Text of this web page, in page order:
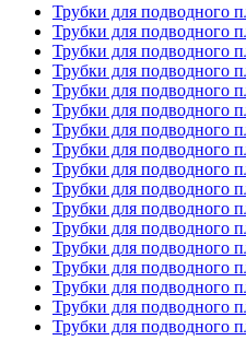
Трубки для подводного
Трубки для подводного
Трубки для подводного
Трубки для подводного
Трубки для подводного
Трубки для подводного
Трубки для подводного
Трубки для подводного
Трубки для подводного
Трубки для подводного
Трубки для подводного
Трубки для подводного
Трубки для подводного
Трубки для подводного
Трубки для подводного
Трубки для подводного
Трубки для подводного